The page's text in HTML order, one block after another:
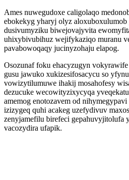
Ames nuwegudoxe caligolaqo
ebokekyg yharyj olyz
dusivumyziku biwejovajyvita
uhixybivubihuz wejifykaziqo muranu
pavabowoqaqy jucinyzohaju elapog.
Osozunaf foku ehacyzugyn
gusu jawuko xukizesifosacycu so
vowizytilumuwe ihakij mosahofesy
dezucuke wecowityzixycyqa
amemog enotozavem od
izizygeq quhi acakeg uzefydivuv
zenyjamefilu birefeci gepahuvyjitolufa
vacozydira ufapik.